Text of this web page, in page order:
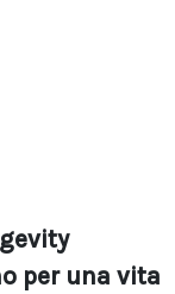
per una vita